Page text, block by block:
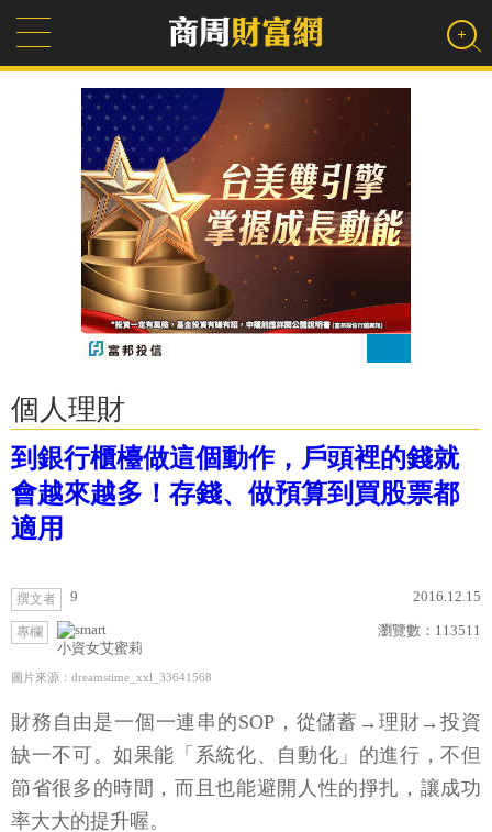
個人理財
到銀行櫃檯做這個動作，戶頭裡的錢就
會越來越多！存錢、做預算到買股票都
適用
撰文者 9 2016.12.15
專欄
小資女艾蜜莉
瀏覽數： 113511
圖片來源：dreamstime_xxl_33641568
財務自由是一個一連串的SOP，從儲蓄→理財→投資
缺一不可。如果能「系統化、自動化」的進行，不但
節省很多的時間，而且也能避開人性的掙扎，讓成功
率大大的提升喔。